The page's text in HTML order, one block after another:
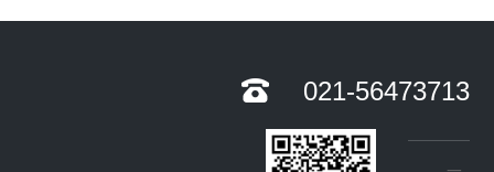
021-56473713